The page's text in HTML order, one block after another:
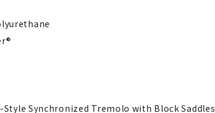
Style Synchronized Tremolo with Block Saddles